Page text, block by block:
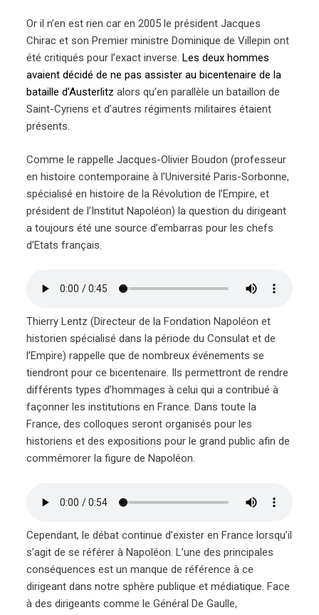
Or il n’en est rien car en 2005 le président Jacques
Chirac et son Premier ministre Dominique de Villepin ont
été critiqués pour l’exact inverse.Les deux hommes
avaient décidé de ne pas assister au bicentenaire de la
bataille d’Austerlitz alors qu’en parallèle un bataillon de
Saint-Cyriens et d’autres régiments militaires étaient
présents.
Comme le rappelle Jacques-Olivier Boudon (professeur
en histoire contemporaine à l’Université Paris-Sorbonne,
spécialisé en histoire de la Révolution de l’Empire, et
président de l’Institut Napoléon) la question du dirigeant
a toujours été une source d’embarras pour les chefs
d’Etats français.
Thierry Lentz (Directeur de la Fondation Napoléon et
historien spécialisé dans la période du Consulat et de
l’Empire) rappelle que de nombreux événements se
tiendront pour ce bicentenaire. Ils permettront de rendre
différents types d’hommages à celui qui a contribué à
façonner les institutions en France. Dans toute la
France, des colloques seront organisés pour les
historiens et des expositions pour le grand public afin de
commémorer la figure de Napoléon.
Cependant, le débat continue d’exister en France lorsqu’il
s’agit de se référer à Napoléon. L’une des principales
conséquences est un manque de référence à ce
dirigeant dans notre sphère publique et médiatique. Face
à des dirigeants comme le Général De Gaulle,